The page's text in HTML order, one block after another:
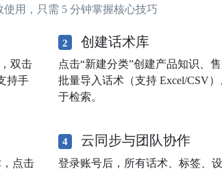
使用，只需 5 分钟掌握核心技巧
双击
持手
2 创建话术库
点击“新建分类”创建产品知识、
批量导入话术（支持 Excel/CSV
于检索。
点击
4 云同步与团队协作
登录账号后，所有话术、标签、